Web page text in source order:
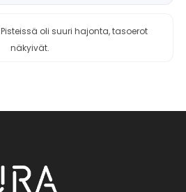
Pisteissä oli suuri hajonta, tasoerot
näkyivät.